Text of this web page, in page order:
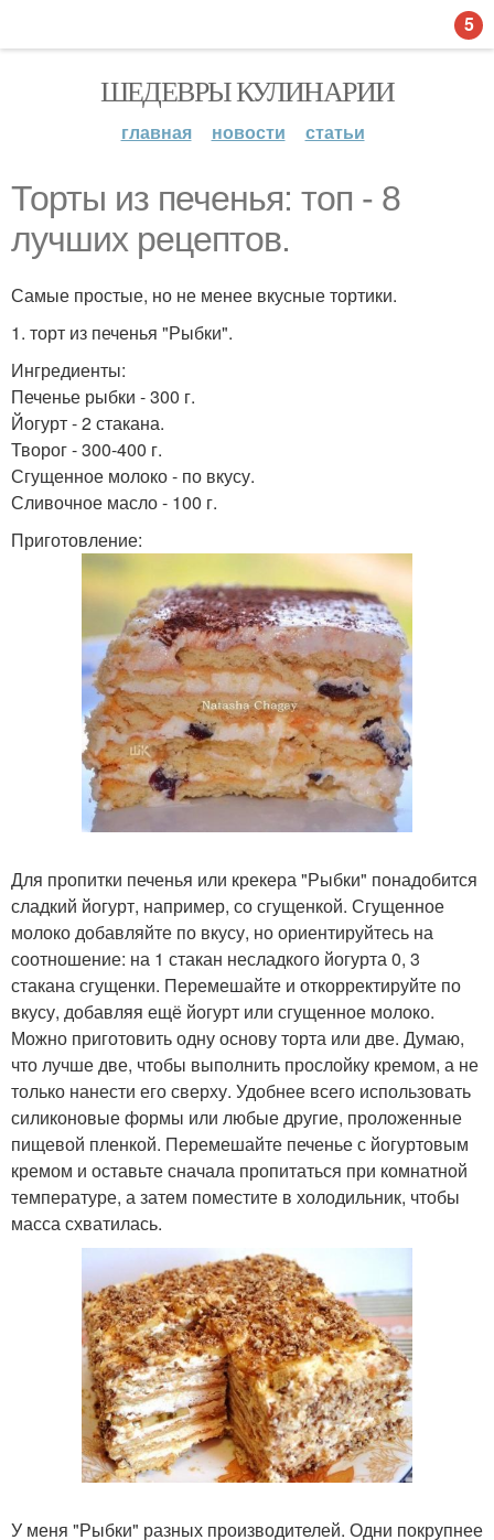
ШЕДЕВРЫ КУЛИНАРИИ
главная новости статьи
Торты из печенья: топ - 8
лучших рецептов.
Самые простые, но не менее вкусные тортики.
1. торт из печенья "Рыбки".
Ингредиенты:
Печенье рыбки - 300 г.
Йогурт - 2 стакана.
Творог - 300-400 г.
Сгущенное молоко - по вкусу.
Сливочное масло - 100 г.
Приготовление:
Для пропитки печенья или крекера "Рыбки" понадобится
сладкий йогурт, например, со сгущенкой. Сгущенное
молоко добавляйте по вкусу, но ориентируйтесь на
соотношение: на 1 стакан несладкого йогурта 0, 3
стакана сгущенки. Перемешайте и откорректируйте по
вкусу, добавляя ещё йогурт или сгущенное молоко.
Можно приготовить одну основу торта или две. Думаю,
что лучше две, чтобы выполнить прослойку кремом, а не
только нанести его сверху. Удобнее всего использовать
силиконовые формы или любые другие, проложенные
пищевой пленкой. Перемешайте печенье с йогуртовым
кремом и оставьте сначала пропитаться при комнатной
температуре, а затем поместите в холодильник, чтобы
масса схватилась.
У меня "Рыбки" разных производителей. Одни покрупнее
5